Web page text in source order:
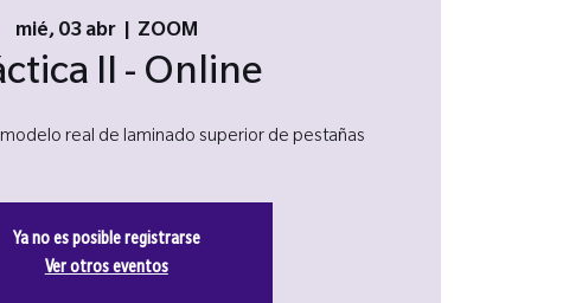
mié, 03 abr
  |
ZOOM
II - Online
real de laminado superior de pestañas
Ya no es posible registrarse
Ver otros eventos